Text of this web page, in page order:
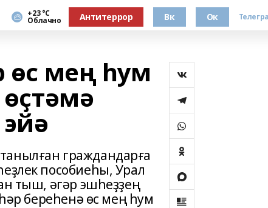
+23 °С
Облачно Антитеррор Вк Ок
өс мең һум
граждандарға
пособиеһы, Урал
тыш, әгәр эшһеҙҙең
береһенә өс мең һум